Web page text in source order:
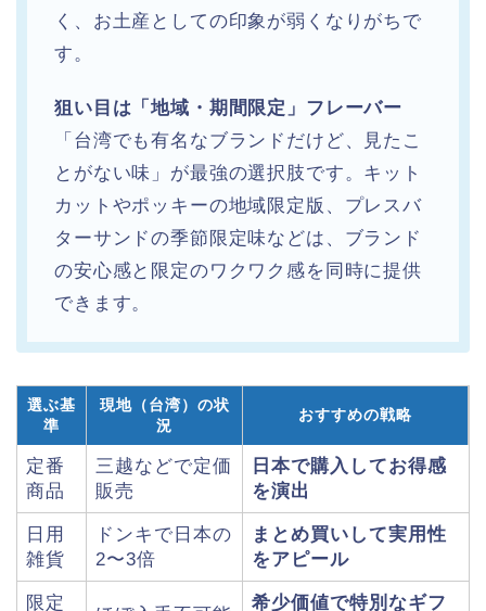
く、お土産としての印象が弱くなりがちで
す。
狙い目は「地域・期間限定」フレーバー
「台湾でも有名なブランドだけど、見たこ
とがない味」が最強の選択肢です。キット
カットやポッキーの地域限定版、プレスバ
ターサンドの季節限定味などは、ブランド
の安心感と限定のワクワク感を同時に提供
できます。
選ぶ基
準
現地（台湾）の状
況
おすすめの戦略
定番
商品
三越などで定価
販売
日本で購入してお得感
を演出
日用
雑貨
ドンキで日本の
2〜3倍
まとめ買いして実用性
をアピール
限定
希少価値で特別なギフ